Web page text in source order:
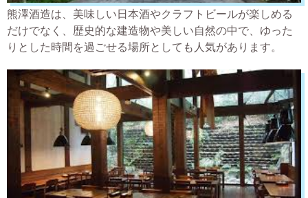
熊澤酒造は、美味しい日本酒やクラフトビールが楽しめる
だけでなく、歴史的な建造物や美しい自然の中で、ゆった
りとした時間を過ごせる場所としても人気があります。